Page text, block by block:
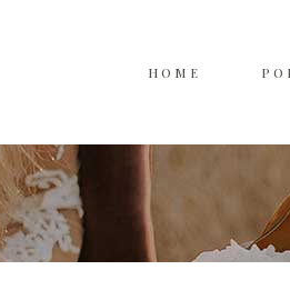
HOME